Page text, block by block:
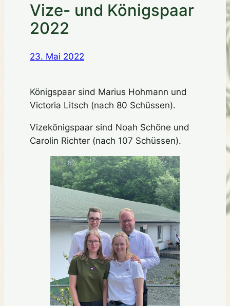
Vize- und Königspaar
2022
23. Mai 2022
Königspaar sind Marius Hohmann und
Victoria Litsch (nach 80 Schüssen).
Vizekönigspaar sind Noah Schöne und
Carolin Richter (nach 107 Schüssen).